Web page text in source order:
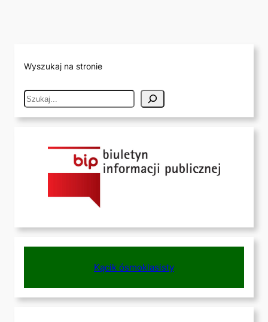
Wyszukaj na stronie
S
Kącik ósmoklasisty